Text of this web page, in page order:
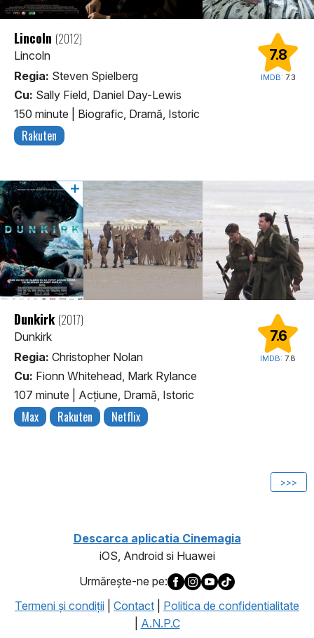
7.8
IMDB: 7.3
Lincoln (2012)
Lincoln
Regia: Steven Spielberg
Cu: Sally Field, Daniel Day-Lewis
150 minute
Biografic, Dramă, Istoric
Rakuten
7.6
IMDB: 7.8
Dunkirk (2017)
Dunkirk
Regia: Christopher Nolan
Cu: Fionn Whitehead, Mark Rylance
107 minute
Acţiune, Dramă, Istoric
Max Rakuten Netflix
>>>
Descarca aplicatia Cinemagia
iOS, Android si Huawei
Urmăreşte-ne pe:
Termeni şi condiţii
Contact
Politica de confidentialitate
A.N.P.C